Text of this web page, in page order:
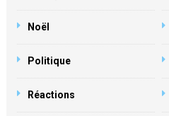
Noël
Politique
Réactions